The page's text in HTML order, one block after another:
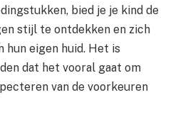
bied je je kind de
stijl te ontdekken en zich
eigen huid. Het is
dat het vooral gaat om
van de voorkeuren